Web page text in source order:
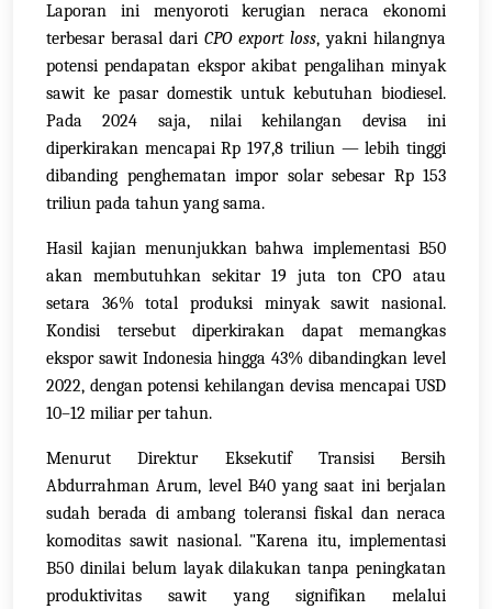
Laporan ini menyoroti kerugian neraca ekonomi
terbesar berasal dari CPO export loss, yakni hilangnya
potensi pendapatan ekspor akibat pengalihan minyak
sawit ke pasar domestik untuk kebutuhan biodiesel.
Pada 2024 saja, nilai kehilangan devisa ini
diperkirakan mencapai Rp 197,8 triliun — lebih tinggi
dibanding penghematan impor solar sebesar Rp 153
triliun pada tahun yang sama.
Hasil kajian menunjukkan bahwa implementasi B50
akan membutuhkan sekitar 19 juta ton CPO atau
setara 36% total produksi minyak sawit nasional.
Kondisi tersebut diperkirakan dapat memangkas
ekspor sawit Indonesia hingga 43% dibandingkan level
2022, dengan potensi kehilangan devisa mencapai USD
10–12 miliar per tahun.
Menurut Direktur Eksekutif Transisi Bersih
Abdurrahman Arum, level B40 yang saat ini berjalan
sudah berada di ambang toleransi fiskal dan neraca
komoditas sawit nasional. "Karena itu, implementasi
B50 dinilai belum layak dilakukan tanpa peningkatan
produktivitas sawit yang signifikan melalui